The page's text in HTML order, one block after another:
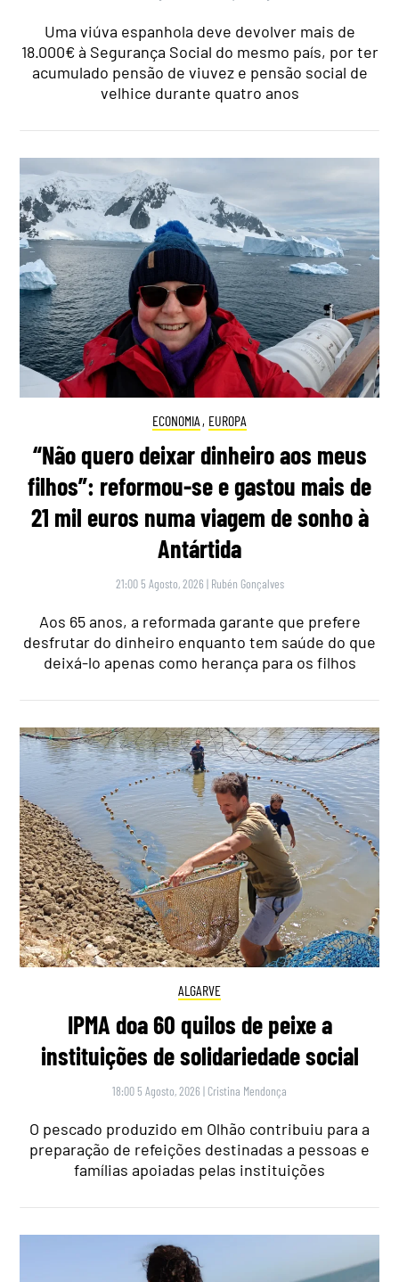
Uma viúva espanhola deve devolver mais de
18.000€ à Segurança Social do mesmo país, por ter
acumulado pensão de viuvez e pensão social de
velhice durante quatro anos
ECONOMIA , EUROPA
“Não quero deixar dinheiro aos meus
filhos”: reformou-se e gastou mais de
21 mil euros numa viagem de sonho à
Antártida
21:00 5 Agosto, 2026 | Rubén Gonçalves
Aos 65 anos, a reformada garante que prefere
desfrutar do dinheiro enquanto tem saúde do que
deixá-lo apenas como herança para os filhos
ALGARVE
IPMA doa 60 quilos de peixe a
instituições de solidariedade social
18:00 5 Agosto, 2026 | Cristina Mendonça
O pescado produzido em Olhão contribuiu para a
preparação de refeições destinadas a pessoas e
famílias apoiadas pelas instituições